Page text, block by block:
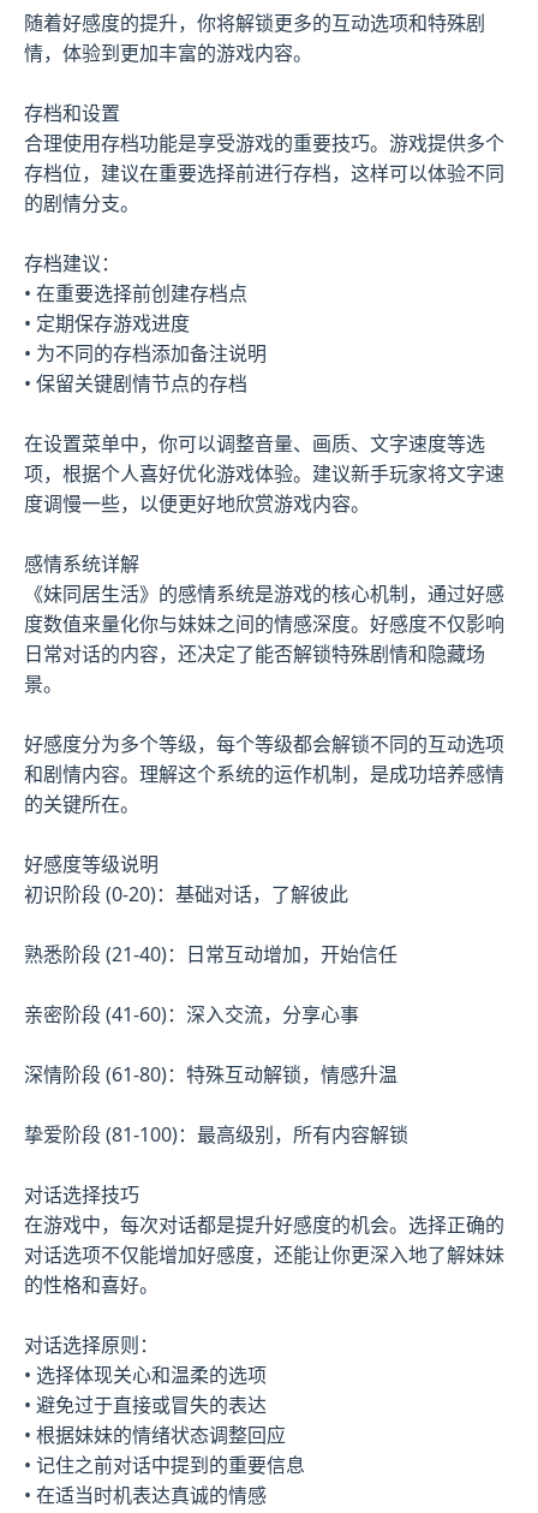
随着好感度的提升，你将解锁更多的互动选项和特殊剧
情，体验到更加丰富的游戏内容。
存档和设置
合理使用存档功能是享受游戏的重要技巧。游戏提供多个
存档位，建议在重要选择前进行存档，这样可以体验不同
的剧情分支。
存档建议：
• 在重要选择前创建存档点
• 定期保存游戏进度
• 为不同的存档添加备注说明
• 保留关键剧情节点的存档
在设置菜单中，你可以调整音量、画质、文字速度等选
项，根据个人喜好优化游戏体验。建议新手玩家将文字速
度调慢一些，以便更好地欣赏游戏内容。
感情系统详解
《妹同居生活》的感情系统是游戏的核心机制，通过好感
度数值来量化你与妹妹之间的情感深度。好感度不仅影响
日常对话的内容，还决定了能否解锁特殊剧情和隐藏场
景。
好感度分为多个等级，每个等级都会解锁不同的互动选项
和剧情内容。理解这个系统的运作机制，是成功培养感情
的关键所在。
好感度等级说明
初识阶段 (0-20)：基础对话，了解彼此
熟悉阶段 (21-40)：日常互动增加，开始信任
亲密阶段 (41-60)：深入交流，分享心事
深情阶段 (61-80)：特殊互动解锁，情感升温
挚爱阶段 (81-100)：最高级别，所有内容解锁
对话选择技巧
在游戏中，每次对话都是提升好感度的机会。选择正确的
对话选项不仅能增加好感度，还能让你更深入地了解妹妹
的性格和喜好。
对话选择原则：
• 选择体现关心和温柔的选项
• 避免过于直接或冒失的表达
• 根据妹妹的情绪状态调整回应
• 记住之前对话中提到的重要信息
• 在适当时机表达真诚的情感